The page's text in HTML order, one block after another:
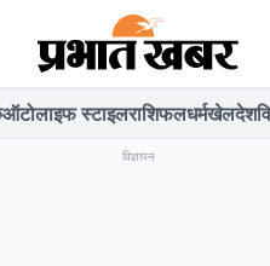
ऑटोलाइफ स्टाइलराशिफलधर्मखेलदेश
विज्ञापन